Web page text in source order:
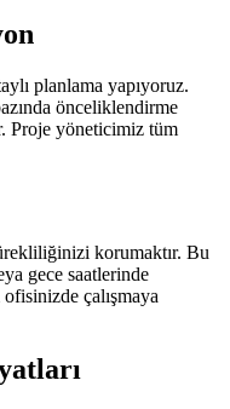
planlama yapıyoruz.
önceliklendirme
Proje yöneticimiz tüm
korumaktır. Bu
gece saatlerinde
çalışmaya